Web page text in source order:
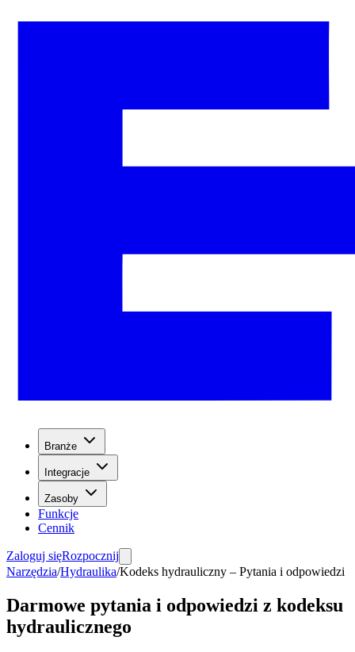
Branże
Integracje
Zasoby
Funkcje
Cennik
Zaloguj sięRozpocznij
Narzędzia/Hydraulika/Kodeks hydrauliczny – Pytania i odpowiedzi
Darmowe pytania i odpowiedzi z kodeksu
hydraulicznego